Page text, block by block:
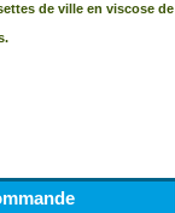
de ville en viscose de